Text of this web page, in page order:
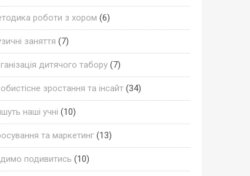
роботи з хором (6)
заняття (7)
дитячого табору(7)
зростання та інсайт(34)
наші учні (10)
та маркетинг(13)
подивитись (10)